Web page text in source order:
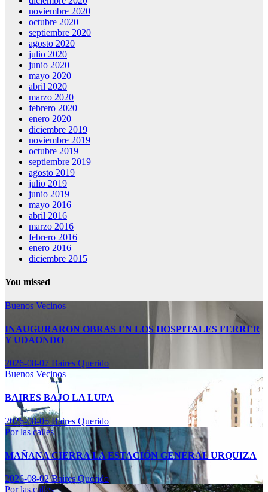
noviembre 2020
octubre 2020
septiembre 2020
agosto 2020
julio 2020
junio 2020
mayo 2020
abril 2020
marzo 2020
febrero 2020
enero 2020
diciembre 2019
noviembre 2019
octubre 2019
septiembre 2019
agosto 2019
julio 2019
junio 2019
mayo 2016
abril 2016
marzo 2016
febrero 2016
enero 2016
diciembre 2015
You missed
Buenos Vecinos
INAUGURARON OBRAS EN LOS HOSPITALES FERRER
Y UDAONDO
2026-08-07 Baires Querido
Buenos Vecinos
BAIRES BAJO LA LUPA
2026-08-05Baires Querido
Por las calles
MAÑANA CIERRA LA ESTACIÓN GENERAL URQUIZA
2026-08-02Baires Querido
Por las calles